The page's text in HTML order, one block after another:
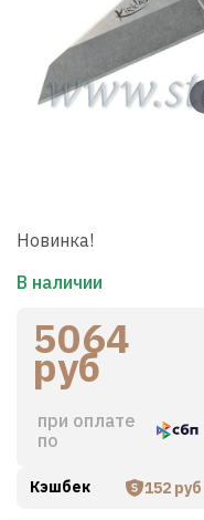
Новинка!
В наличии
5064
руб
при оплате
по
Кэшбек 152 руб